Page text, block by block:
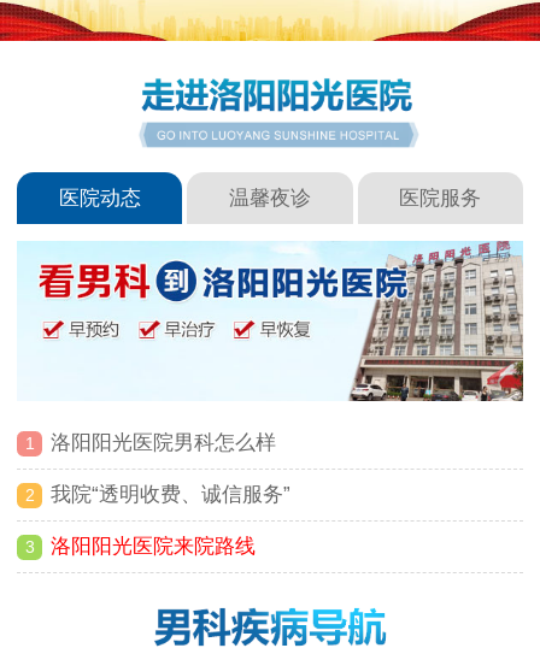
医院动态 温馨夜诊 医院服务
1 洛阳阳光医院男科怎么样
2 我院“透明收费、诚信服务”
3 洛阳阳光医院来院路线